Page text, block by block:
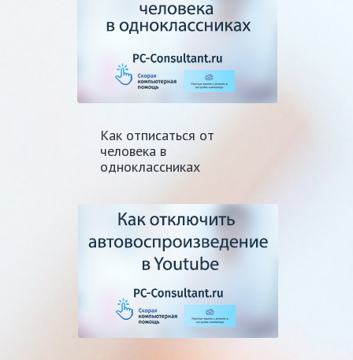
Как отписаться от
человека в
одноклассниках